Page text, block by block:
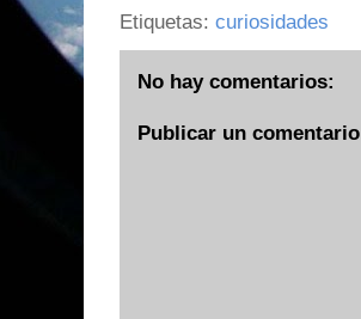
Etiquetas: curiosidades
No hay comentarios:
Publicar un comentario